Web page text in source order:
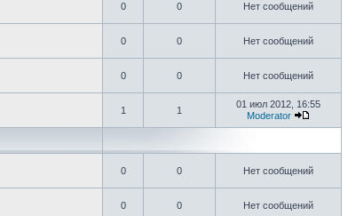
0 0 Нет сообщений
0 0 Нет сообщений
0 0 Нет сообщений
1 1
01 июл 2012, 16:55
Moderator
0 0 Нет сообщений
0 0 Нет сообщений